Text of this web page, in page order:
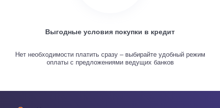
Выгодные условия покупки в кредит
Нет необходимости платить сразу – выбирайте удобный режим
оплаты с предложениями ведущих банков